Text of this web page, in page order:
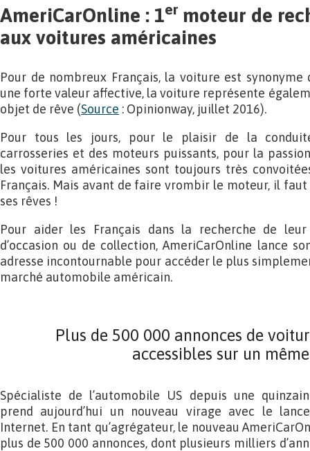
AmeriCarOnline : 1er moteur de
aux voitures américaines
Pour de nombreux Français, la voiture est
une forte valeur affective, la voiture représente
objet de rêve (Source : Opinionway, juillet 2016).
Pour tous les jours, pour le plaisir de la
carrosseries et des moteurs puissants, pour la
les voitures américaines sont toujours très
Français. Mais avant de faire vrombir le moteur, il
ses rêves !
Pour aider les Français dans la recherche de
d’occasion ou de collection, AmeriCarOnline lance
adresse incontournable pour accéder le plus
marché automobile américain.
Plus de 500 000 annonces de
accessibles sur un
Spécialiste de l’automobile US depuis une
prend aujourd’hui un nouveau virage avec le
Internet. En tant qu’agrégateur, le nouveau
plus de 500 000 annonces, dont plusieurs milliers